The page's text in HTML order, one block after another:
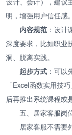
明，增强用户信任感。
内容规范 ：设
深度要求，比如职业
洞、脱离实践。
起步方式 ：可
「Excel函数实用技
后再推出系统课程或
五、居家客服岗
居家客服不需要